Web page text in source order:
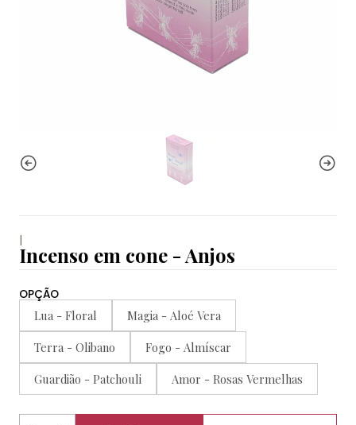
|
Incenso em cone - Anjos
OPÇÃO
Lua - Floral
Magia - Aloé Vera
Terra - Olibano
Fogo - Almíscar
Guardião - Patchouli
Amor - Rosas Vermelhas